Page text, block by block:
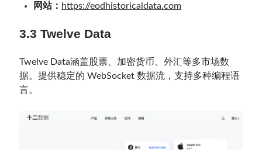
网站： https://eodhistoricaldata.com
3.3 Twelve Data
Twelve Data涵盖股票、加密货币、外汇等多市场数
据。提供稳定的 WebSocket 数据流，支持多种编程语
言。